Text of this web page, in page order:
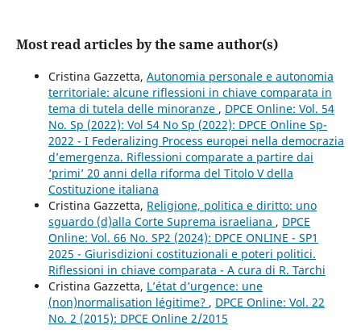
Most read articles by the same author(s)
Cristina Gazzetta, Autonomia personale e autonomia
territoriale: alcune riflessioni in chiave comparata in
tema di tutela delle minoranze , DPCE Online: Vol. 54
No. Sp (2022): Vol 54 No Sp (2022): DPCE Online Sp-
2022 - I Federalizing Process europei nella democrazia
d’emergenza. Riflessioni comparate a partire dai
‘primi’ 20 anni della riforma del Titolo V della
Costituzione italiana
Cristina Gazzetta, Religione, politica e diritto: uno
sguardo (d)alla Corte Suprema israeliana , DPCE
Online: Vol. 66 No. SP2 (2024): DPCE ONLINE - SP1
2025 - Giurisdizioni costituzionali e poteri politici.
Riflessioni in chiave comparata - A cura di R. Tarchi
Cristina Gazzetta, L’état d’urgence: une
(non)normalisation légitime? , DPCE Online: Vol. 22
No. 2 (2015): DPCE Online 2/2015